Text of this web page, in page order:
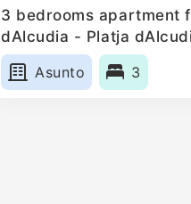
3 bedrooms apartment
dAlcudia - Platja
Asunto
3